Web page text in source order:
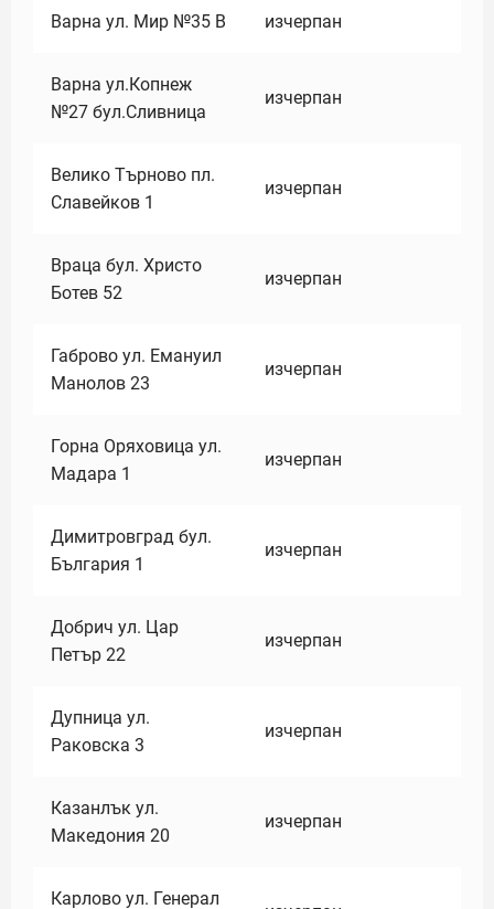
Варна ул. Мир №35 В изчерпан
Варна ул.Копнеж
№27 бул.Сливница
изчерпан
Велико Търново пл.
Славейков 1
изчерпан
Враца бул. Христо
Ботев 52
изчерпан
Габрово ул. Емануил
Манолов 23
изчерпан
Горна Оряховица ул.
Мадара 1
изчерпан
Димитровград бул.
България 1
изчерпан
Добрич ул. Цар
Петър 22
изчерпан
Дупница ул.
Раковска 3
изчерпан
Казанлък ул.
Македония 20
изчерпан
Карлово ул. Генерал